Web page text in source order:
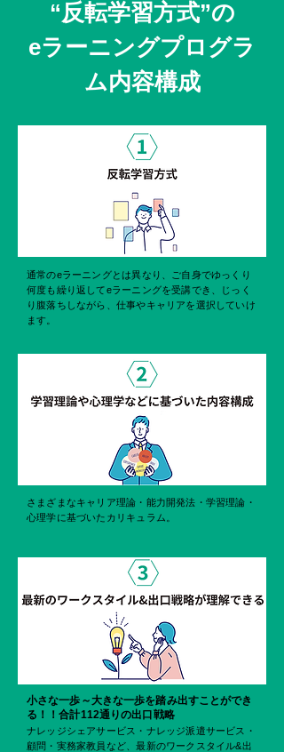
“反転学習方式”の
eラーニングプログラ
ム内容構成
通常のeラーニングとは異なり、ご自身でゆっくり
何度も繰り返してeラーニングを受講でき、じっく
り腹落ちしながら、仕事やキャリアを選択していけ
ます。
さまざまなキャリア理論・能力開発法・学習理論・
心理学に基づいたカリキュラム。
小さな一歩～大きな一歩を踏み出すことができ
る！！合計112通りの出口戦略
ナレッジシェアサービス・ナレッジ派遣サービス・
顧問・実務家教員など、最新のワークスタイル&出